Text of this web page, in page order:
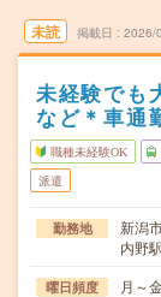
未読 掲載日 2026/
未経験でも
など＊車通
職種未経験OK
派遣
勤務地
新潟
内野
曜日頻度 月～